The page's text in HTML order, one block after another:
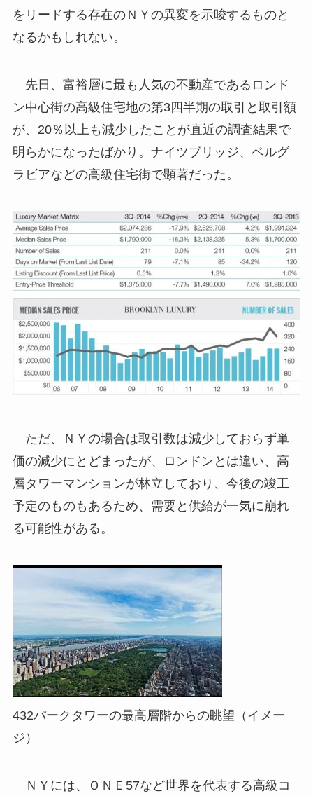
をリードする存在のＮＹの異変を示唆するものと
なるかもしれない。
先日、富裕層に最も人気の不動産であるロンド
ン中心街の高級住宅地の第3四半期の取引と取引額
が、20％以上も減少したことが直近の調査結果で
明らかになったばかり。ナイツブリッジ、ベルグ
ラビアなどの高級住宅街で顕著だった。
ただ、ＮＹの場合は取引数は減少しておらず単
価の減少にとどまったが、ロンドンとは違い、高
層タワーマンションが林立しており、今後の竣工
予定のものもあるため、需要と供給が一気に崩れ
る可能性がある。
432パークタワーの最高層階からの眺望（イメー
ジ）
ＮＹには、ＯＮＥ57など世界を代表する高級コ